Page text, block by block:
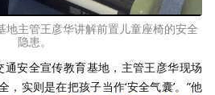
地主管王彦华讲解前置儿童座椅的安全
隐患。
安全宣传教育基地，主管王彦华现场
，实则是在把孩子当作‘安全气囊’。”他